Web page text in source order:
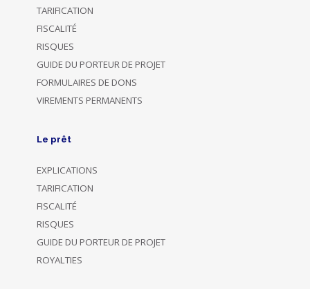
TARIFICATION
FISCALITÉ
RISQUES
GUIDE DU PORTEUR DE PROJET
FORMULAIRES DE DONS
VIREMENTS PERMANENTS
Le prêt
EXPLICATIONS
TARIFICATION
FISCALITÉ
RISQUES
GUIDE DU PORTEUR DE PROJET
ROYALTIES